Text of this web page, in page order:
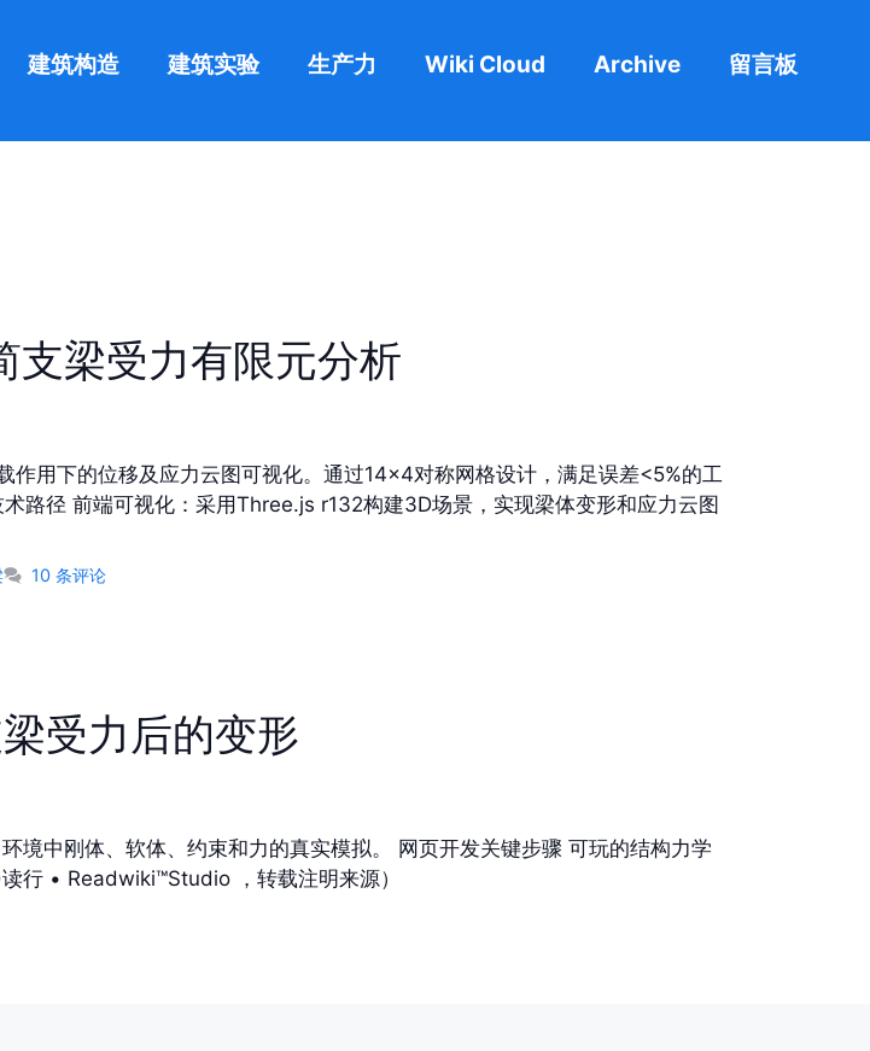
建筑构造 建筑实验 生产力 Wiki Cloud Archive 留言板
支梁受力有限元分析
用下的位移及应力云图可视化。通过14×4对称网格设计，满足误差<5%的工
路径 前端可视化：采用Three.js r132构建3D场景，实现梁体变形和应力云图
10 条评论
受力后的变形
中刚体、软体、约束和力的真实模拟。 网页开发关键步骤 可玩的结构力学
行 • Readwiki™Studio ，转载注明来源）